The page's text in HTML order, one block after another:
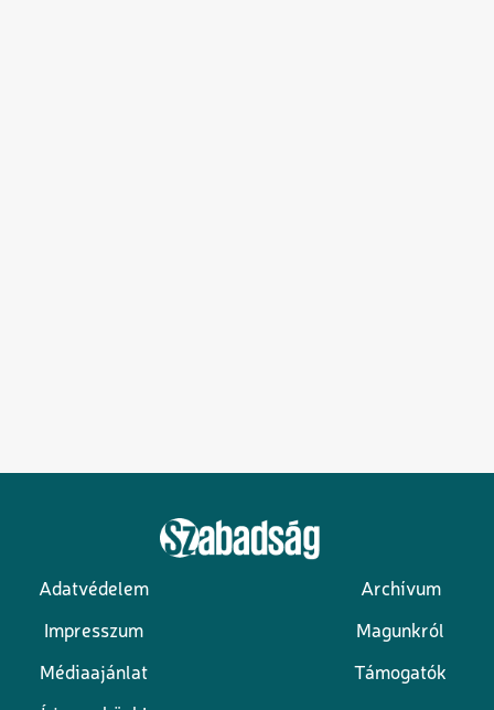
Lábléc
Adatvédelem Archívum
Impresszum Magunkról
Médiaajánlat Támogatók